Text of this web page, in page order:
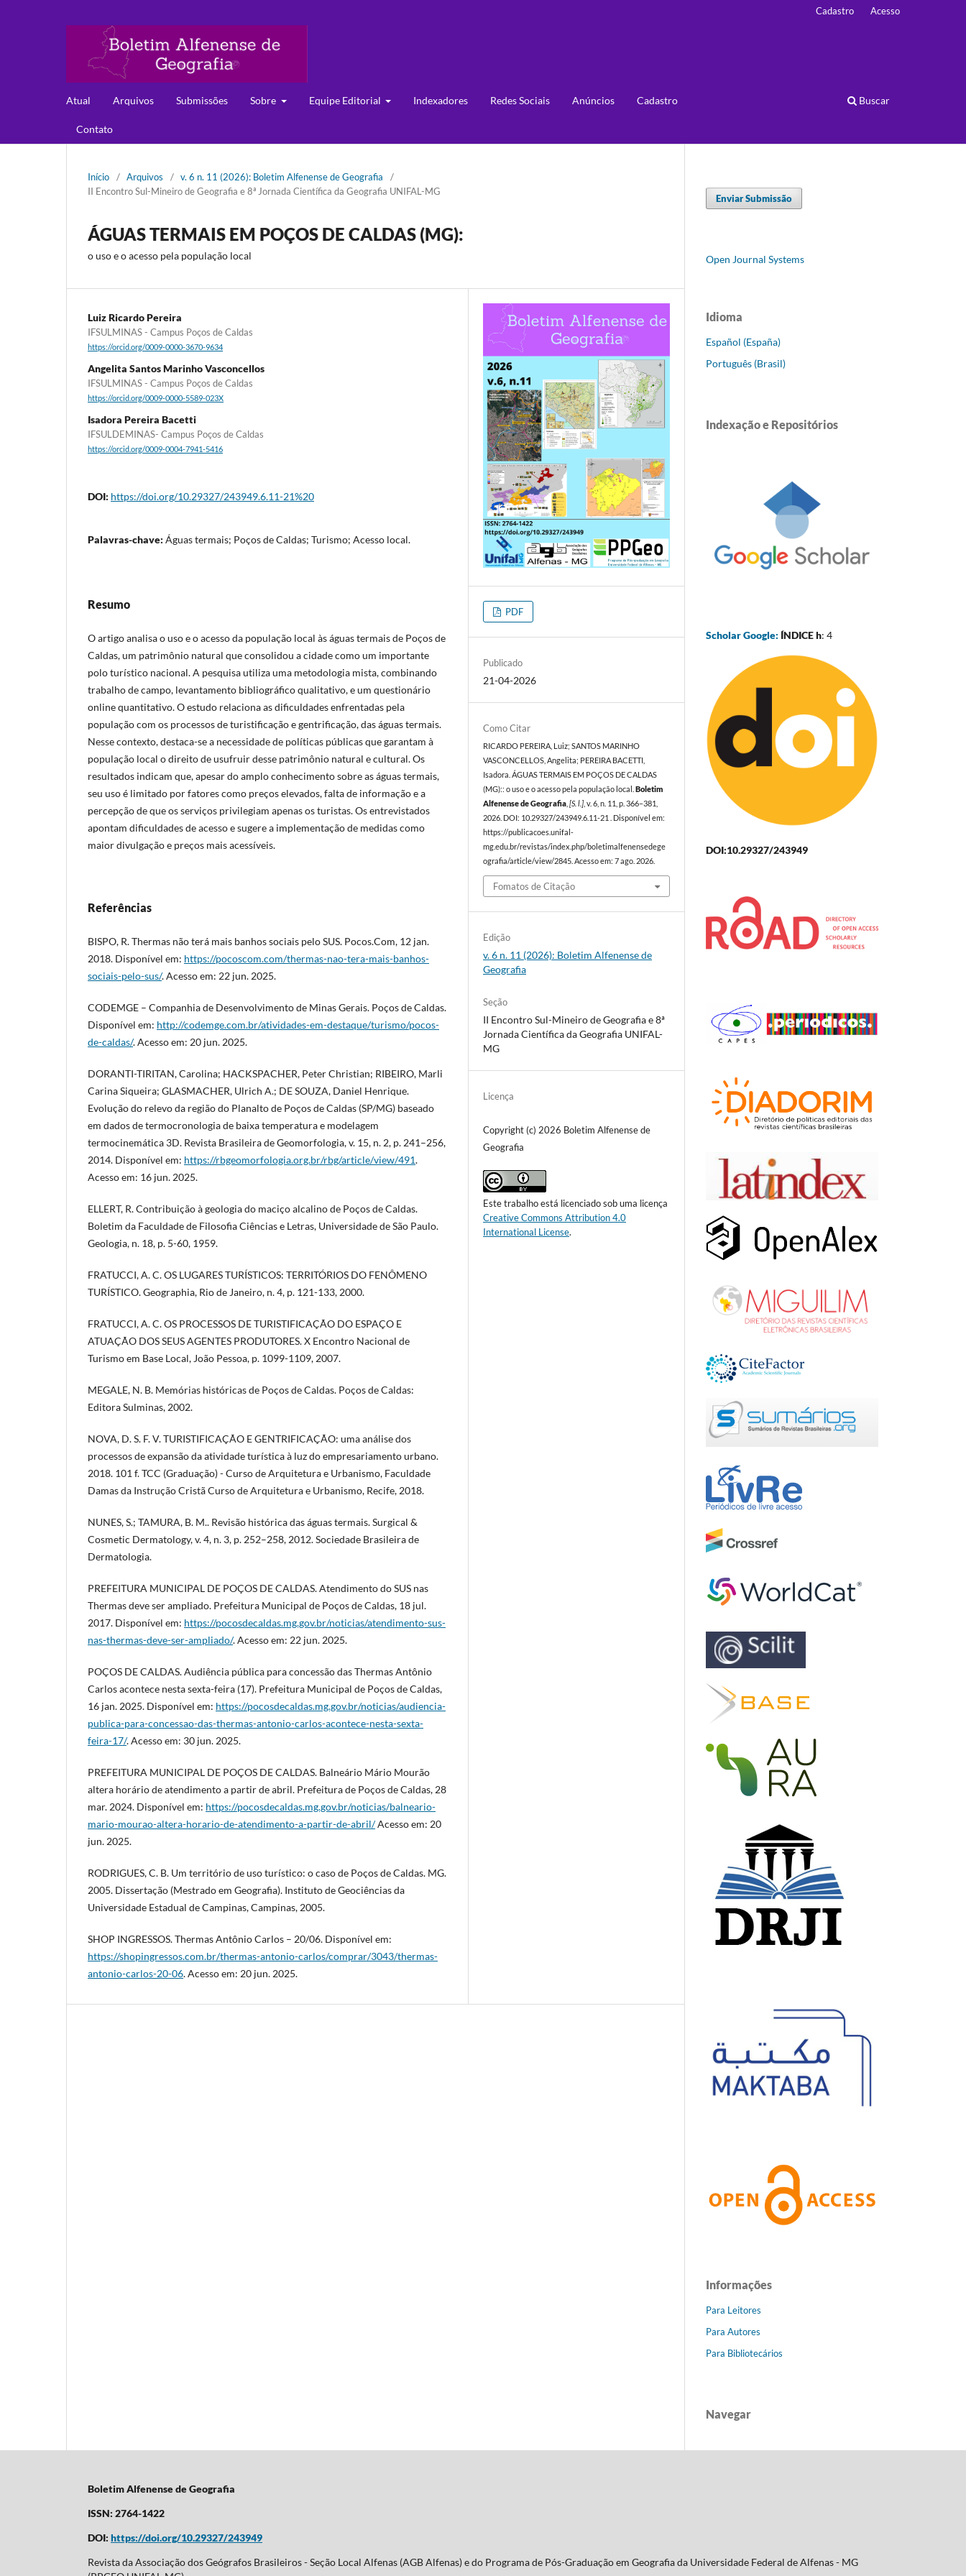
Atual Arquivos Submissões Sobre Equipe Editorial Indexadores Redes Sociais Anúncios Cadastro
Contato
Buscar
Cadastro Acesso
Início / Arquivos / v. 6 n. 11 (2026): Boletim Alfenense de Geografia
/
II Encontro Sul-Mineiro de Geografia e 8ª Jornada Científica da Geografia UNIFAL-MG
ÁGUAS TERMAIS EM POÇOS DE CALDAS (MG):
o uso e o acesso pela população local
Luiz Ricardo Pereira
IFSULMINAS - Campus Poços de Caldas
https://orcid.org/0009-0000-3670-9634
Angelita Santos Marinho Vasconcellos
IFSULMINAS - Campus Poços de Caldas
https://orcid.org/0009-0000-5589-023X
Isadora Pereira Bacetti
IFSULDEMINAS- Campus Poços de Caldas
https://orcid.org/0009-0004-7941-5416
DOI: https://doi.org/10.29327/243949.6.11-21%20
Palavras-chave: Águas termais; Poços de Caldas; Turismo; Acesso local.
Resumo
O artigo analisa o uso e o acesso da população local às águas termais de Poços de
Caldas, um patrimônio natural que consolidou a cidade como um importante
polo turístico nacional. A pesquisa utiliza uma metodologia mista, combinando
trabalho de campo, levantamento bibliográfico qualitativo, e um questionário
online quantitativo. O estudo relaciona as dificuldades enfrentadas pela
população com os processos de turistificação e gentrificação, das águas termais.
Nesse contexto, destaca-se a necessidade de políticas públicas que garantam à
população local o direito de usufruir desse patrimônio natural e cultural. Os
resultados indicam que, apesar do amplo conhecimento sobre as águas termais,
seu uso é limitado por fatores como preços elevados, falta de informação e a
percepção de que os serviços privilegiam apenas os turistas. Os entrevistados
apontam dificuldades de acesso e sugere a implementação de medidas como
maior divulgação e preços mais acessíveis.
Referências
BISPO, R. Thermas não terá mais banhos sociais pelo SUS. Pocos.Com, 12 jan.
2018. Disponível em: https://pocoscom.com/thermas-nao-tera-mais-banhos-
sociais-pelo-sus/. Acesso em: 22 jun. 2025.
CODEMGE – Companhia de Desenvolvimento de Minas Gerais. Poços de Caldas.
Disponível em: http://codemge.com.br/atividades-em-destaque/turismo/pocos-
de-caldas/. Acesso em: 20 jun. 2025.
DORANTI-TIRITAN, Carolina; HACKSPACHER, Peter Christian; RIBEIRO, Marli
Carina Siqueira; GLASMACHER, Ulrich A.; DE SOUZA, Daniel Henrique.
Evolução do relevo da região do Planalto de Poços de Caldas (SP/MG) baseado
em dados de termocronologia de baixa temperatura e modelagem
termocinemática 3D. Revista Brasileira de Geomorfologia, v. 15, n. 2, p. 241–256,
2014. Disponível em: https://rbgeomorfologia.org.br/rbg/article/view/491.
Acesso em: 16 jun. 2025.
ELLERT, R. Contribuição à geologia do maciço alcalino de Poços de Caldas.
Boletim da Faculdade de Filosofia Ciências e Letras, Universidade de São Paulo.
Geologia, n. 18, p. 5-60, 1959.
FRATUCCI, A. C. OS LUGARES TURÍSTICOS: TERRITÓRIOS DO FENÔMENO
TURÍSTICO. Geographia, Rio de Janeiro, n. 4, p. 121-133, 2000.
FRATUCCI, A. C. OS PROCESSOS DE TURISTIFICAÇÃO DO ESPAÇO E
ATUAÇÃO DOS SEUS AGENTES PRODUTORES. X Encontro Nacional de
Turismo em Base Local, João Pessoa, p. 1099-1109, 2007.
MEGALE, N. B. Memórias históricas de Poços de Caldas. Poços de Caldas:
Editora Sulminas, 2002.
NOVA, D. S. F. V. TURISTIFICAÇÃO E GENTRIFICAÇÃO: uma análise dos
processos de expansão da atividade turística à luz do empresariamento urbano.
2018. 101 f. TCC (Graduação) - Curso de Arquitetura e Urbanismo, Faculdade
Damas da Instrução Cristã Curso de Arquitetura e Urbanismo, Recife, 2018.
NUNES, S.; TAMURA, B. M.. Revisão histórica das águas termais. Surgical &
Cosmetic Dermatology, v. 4, n. 3, p. 252–258, 2012. Sociedade Brasileira de
Dermatologia.
PREFEITURA MUNICIPAL DE POÇOS DE CALDAS. Atendimento do SUS nas
Thermas deve ser ampliado. Prefeitura Municipal de Poços de Caldas, 18 jul.
2017. Disponível em: https://pocosdecaldas.mg.gov.br/noticias/atendimento-sus-
nas-thermas-deve-ser-ampliado/. Acesso em: 22 jun. 2025.
POÇOS DE CALDAS. Audiência pública para concessão das Thermas Antônio
Carlos acontece nesta sexta-feira (17). Prefeitura Municipal de Poços de Caldas,
16 jan. 2025. Disponível em: https://pocosdecaldas.mg.gov.br/noticias/audiencia-
publica-para-concessao-das-thermas-antonio-carlos-acontece-nesta-sexta-
feira-17/. Acesso em: 30 jun. 2025.
PREFEITURA MUNICIPAL DE POÇOS DE CALDAS. Balneário Mário Mourão
altera horário de atendimento a partir de abril. Prefeitura de Poços de Caldas, 28
mar. 2024. Disponível em: https://pocosdecaldas.mg.gov.br/noticias/balneario-
mario-mourao-altera-horario-de-atendimento-a-partir-de-abril/Acesso em: 20
jun. 2025.
RODRIGUES, C. B. Um território de uso turístico: o caso de Poços de Caldas. MG.
2005. Dissertação (Mestrado em Geografia). Instituto de Geociências da
Universidade Estadual de Campinas, Campinas, 2005.
SHOP INGRESSOS. Thermas Antônio Carlos – 20/06. Disponível em:
https://shopingressos.com.br/thermas-antonio-carlos/comprar/3043/thermas-
antonio-carlos-20-06. Acesso em: 20 jun. 2025.
PDF
Publicado
21-04-2026
Como Citar
RICARDO PEREIRA, Luiz; SANTOS MARINHO
VASCONCELLOS, Angelita; PEREIRA BACETTI,
Isadora. ÁGUAS TERMAIS EM POÇOS DE CALDAS
(MG):: o uso e o acesso pela população local.Boletim
Alfenense de Geografia ,[S. l.] , v. 6, n. 11, p. 366–381,
2026. DOI: 10.29327/243949.6.11-21 . Disponível em:
https://publicacoes.unifal-
mg.edu.br/revistas/index.php/boletimalfenensedege
ografia/article/view/2845. Acesso em: 7 ago. 2026.
Fomatos de Citação
Edição
v. 6 n. 11 (2026): Boletim Alfenense de
Geografia
Seção
II Encontro Sul-Mineiro de Geografia e 8ª
Jornada Científica da Geografia UNIFAL-
MG
Licença
Copyright (c) 2026 Boletim Alfenense de
Geografia
Este trabalho está licenciado sob uma licença
Creative Commons Attribution 4.0
International License.
Enviar Submissão
Open Journal Systems
Idioma
Español (España)
Português (Brasil)
Indexação e Repositórios
Scholar Google: ÍNDICE h: 4
DOI:10.29327/243949
Informações
Para Leitores
Para Autores
Para Bibliotecários
Navegar
Boletim Alfenense de Geografia
ISSN: 2764-1422
DOI: https://doi.org/10.29327/243949
Revista da Associação dos Geógrafos Brasileiros - Seção Local Alfenas (AGB Alfenas) e do Programa de Pós-Graduação em Geografia da Universidade Federal de Alfenas - MG